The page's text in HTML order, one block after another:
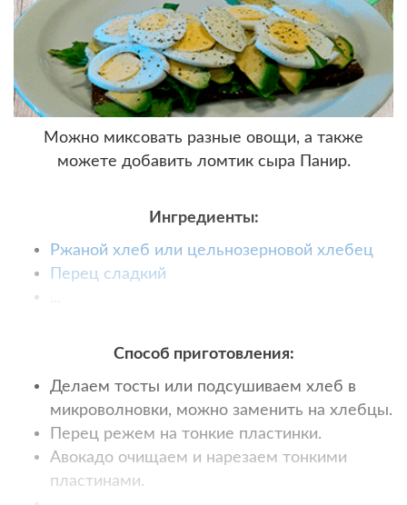
Можно миксовать разные овощи, а также
можете добавить ломтик сыра Панир.
Ингредиенты:
Ржаной хлеб или цельнозерновой хлебец
Перец сладкий
Способ приготовления:
Делаем тосты или подсушиваем хлеб в
микроволновки, можно заменить на хлебцы.
Перец режем на тонкие пластинки.
Авокадо очищаем и нарезаем тонкими
пластинами.